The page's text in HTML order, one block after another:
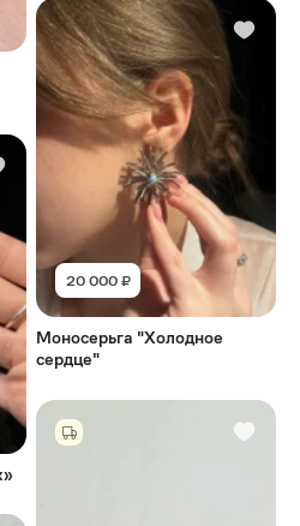
20 000 ₽
Моносерьга "Холодное
сердце"